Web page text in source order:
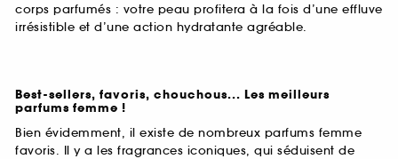
corps parfumés : votre peau profitera à la fois d’une effluve
irrésistible et d’une action hydratante agréable.
Best-sellers, favoris, chouchous... Les meilleurs
parfums femme !
Bien évidemment, il existe de nombreux parfums femme
favoris. Il y a les fragrances iconiques, qui séduisent de